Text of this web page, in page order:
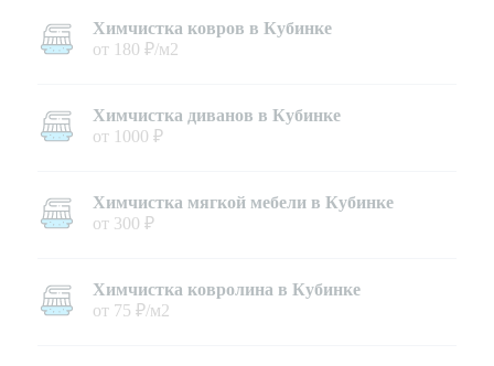
Химчистка ковров в Кубинке
от 180 ₽/м2
Химчистка диванов в Кубинке
от 1000 ₽
Химчистка мягкой мебели в Кубинке
от 300 ₽
Химчистка ковролина в Кубинке
от 75 ₽/м2